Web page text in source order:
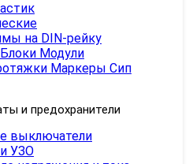
на DIN-рейку
Модули
Маркеры Сип
и предохранители
выключатели
УЗО